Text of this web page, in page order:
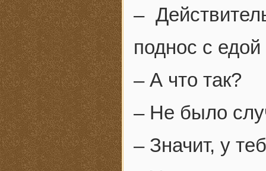
–
поднос с
– А что так?
– Не было
– Значит, у